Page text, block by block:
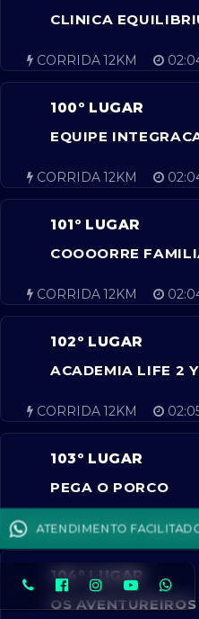
CLINICA
CORRIDA 12KM
100º LUGAR
EQUIPE
CORRIDA 12KM
101º LUGAR
COOOORRE
CORRIDA 12KM
102º LUGAR
ACADEMIA LIFE 2
CORRIDA 12KM
103º LUGAR
PEGA O PORCO
CORRIDA 12KM
104º LUGAR
OS AVENTUREIROS
ATENDIMENTO